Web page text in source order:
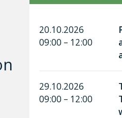
20.10.2026
09:00 – 12:00
29.10.2026
09:00 – 12:00